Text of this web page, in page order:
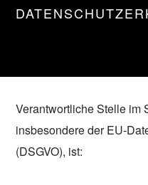
Verantwortliche Stelle im
insbesondere der EU-
(DSGVO), ist: